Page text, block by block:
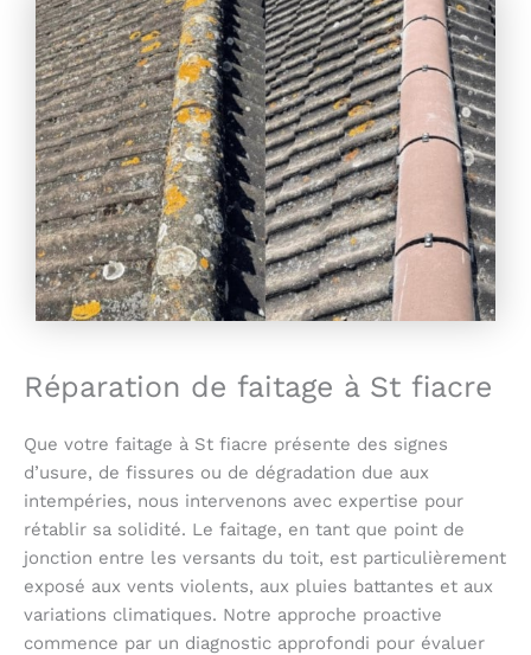
Réparation de faitage à St fiacre
Que votre faitage à St fiacre présente des signes
d’usure, de fissures ou de dégradation due aux
intempéries, nous intervenons avec expertise pour
rétablir sa solidité. Le faitage, en tant que point de
jonction entre les versants du toit, est particulièrement
exposé aux vents violents, aux pluies battantes et aux
variations climatiques. Notre approche proactive
commence par un diagnostic approfondi pour évaluer